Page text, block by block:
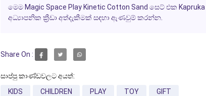
මෙම Magic Space Play Kinetic Cotton Sand සෙට් එක Kapruka
අධ්‍යාපනික ක්‍රීඩා අත්දැකීමක් සඳහා ඇණවුම් කරන්න.
Share On :
සාප්පු කාණ්ඩවලට අයත්:
KIDS
CHILDREN PLAY TOY GIFT